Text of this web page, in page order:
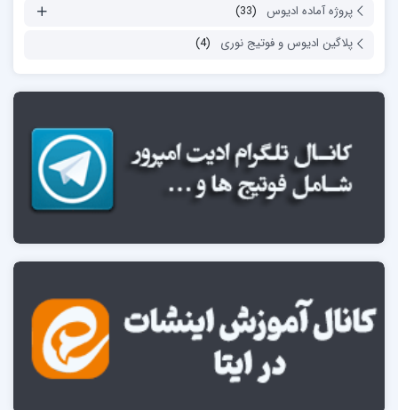
پروژه آماده ادیوس
(33)
پلاگین ادیوس و فوتیج نوری
(4)